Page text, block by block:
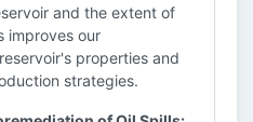
and the extent of
improves our
properties and
strategies.